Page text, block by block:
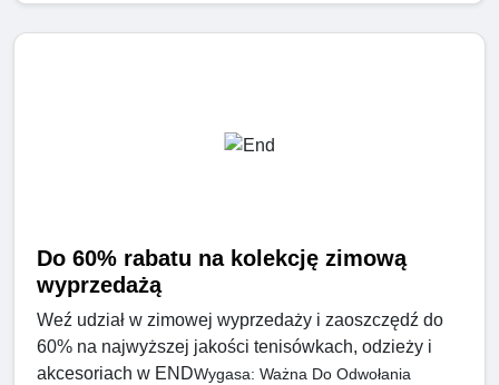
Do 60% rabatu na kolekcję zimową
wyprzedażą
Weź udział w zimowej wyprzedaży i zaoszczędź do
60% na najwyższej jakości tenisówkach, odzieży i
akcesoriach w ENDWygasa: Ważna Do Odwołania